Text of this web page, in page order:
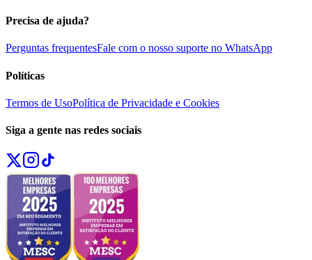
Precisa de ajuda?
Perguntas frequentesFale com o nosso suporte no WhatsApp
Políticas
Termos de UsoPolítica de Privacidade e Cookies
Siga a gente nas redes sociais